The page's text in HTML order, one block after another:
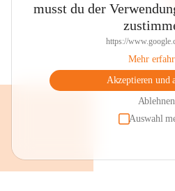
musst du der
https://
Mehr
Akzeptieren und
Ablehnen
Auswahl